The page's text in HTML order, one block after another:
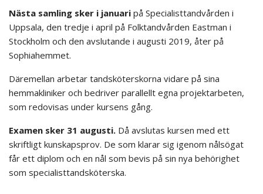
Nästa samling sker i januari på Specialisttandvården i
Uppsala, den tredje i april på Folktandvården Eastman i
Stockholm och den avslutande i augusti 2019, åter på
Sophiahemmet.
Däremellan arbetar tandsköterskorna vidare på sina
hemmakliniker och bedriver parallellt egna projektarbeten,
som redovisas under kursens gång.
Examen sker 31 augusti. Då avslutas kursen med ett
skriftligt kunskapsprov. De som klarar sig igenom nålsögat
får ett diplom och en nål som bevis på sin nya behörighet
som specialisttandsköterska.